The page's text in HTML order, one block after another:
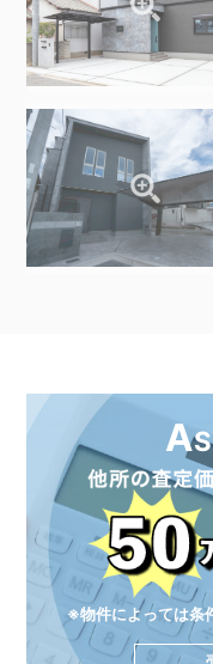
A
※物件によっては条